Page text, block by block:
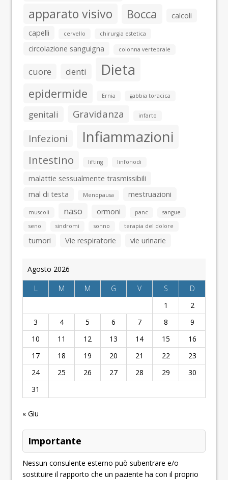
apparato visivo Bocca
calcoli
capelli
cervello chirurgia estetica
circolazione sanguigna colonna vertebrale
cuore denti Dieta
epidermide Ernia gabbia toracica
genitali Gravidanza infarto
Infezioni Infiammazioni
Intestino lifting linfonodi
malattie sessualmente trasmissibili
mal di testa
Menopausa mestruazioni
muscoli naso ormoni panc
sangue
seno
sindromi sonno terapia del dolore
tumori Vie respiratorie vie urinarie
Agosto 2026
L
M M G V S
D
1
2
3
4 5 6 7 8
9
10
11 12 13 14 15
16
17
18 19 20 21 22
23
24
25 26 27 28 29
30
31
« Giu
Importante
Nessun consulente esterno può subentrare e/o
sostituire il rapporto che un paziente ha con il proprio